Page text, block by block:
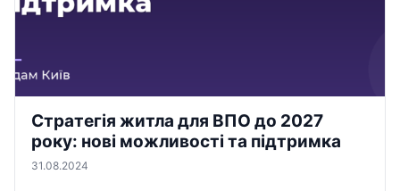
Стратегія житла для ВПО до 2027
року: нові можливості та підтримка
31.08.2024